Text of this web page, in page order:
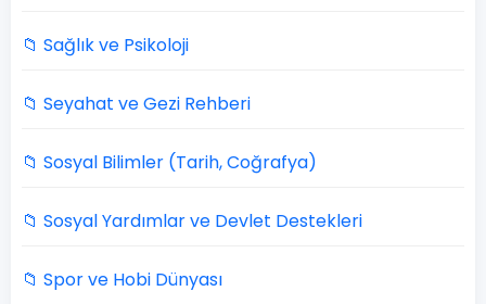
📁 Sağlık ve Psikoloji
📁 Seyahat ve Gezi Rehberi
📁 Sosyal Bilimler (Tarih, Coğrafya)
📁 Sosyal Yardımlar ve Devlet Destekleri
📁 Spor ve Hobi Dünyası